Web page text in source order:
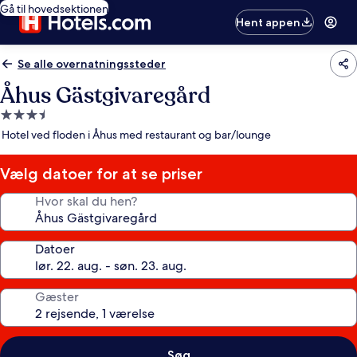
Gå til hovedsektionen
Hent appen
Se alle overnatningssteder
Åhus Gästgivaregård
3.5-
stjernet
Hotel ved floden i Åhus med restaurant og bar/lounge
Vælg datoer for at se priser
Hvor skal du hen?
Datoer
Gæster